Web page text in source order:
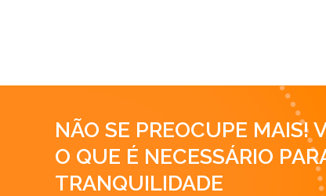
NÃO SE PREOCUPE MAIS!
O QUE É NECESSÁRIO
TRANQUILIDADE